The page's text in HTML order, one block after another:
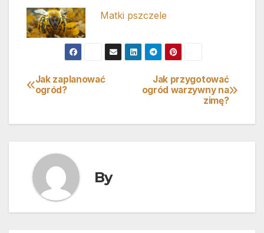
Matki pszczele
Nawigacja
Jak przygotować
ogród warzywny na
zimę?
Jak zaplanować
ogród?
By